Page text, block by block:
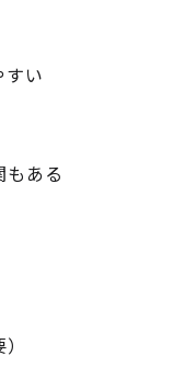
い
ある